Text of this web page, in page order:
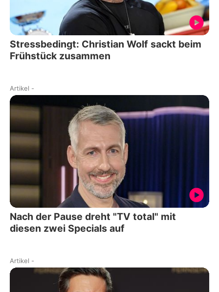
Stressbedingt: Christian Wolf sackt beim
Frühstück zusammen
Artikel -
Nach der Pause dreht "TV total" mit
diesen zwei Specials auf
Artikel -